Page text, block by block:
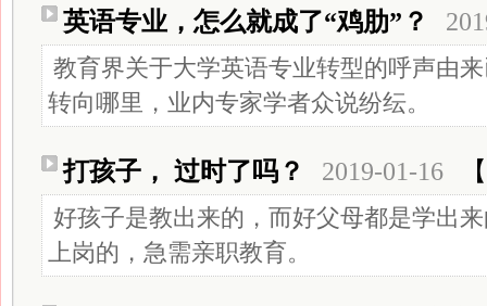
英语专业，怎么就成了“鸡肋”？
教育界关于大学英语专业转型的呼声由
转向哪里，业内专家学者众说纷纭。
打孩子， 过时了吗？ 2019-01-16
好孩子是教出来的，而好父母都是学出
上岗的，急需亲职教育。